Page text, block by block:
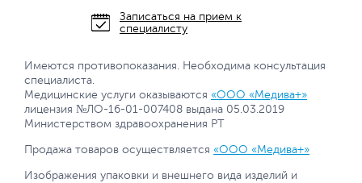
Записаться на прием к
специалисту
Имеются противопоказания. Необходима консультация
специалиста.
Медицинские услуги оказываются «ООО «Медива+»
лицензия №ЛО-16-01-007408 выдана 05.03.2019
Министерством здравоохранения РТ
Продажа товаров осуществляется «ООО «Медива+»
Изображения упаковки и внешнего вида изделий и